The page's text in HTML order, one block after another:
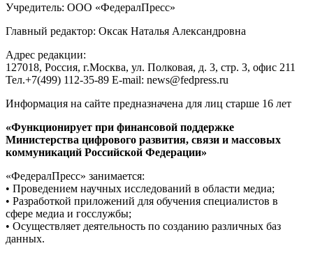
Учредитель: ООО «ФедералПресс»
Главный редактор: Оксак Наталья Александровна
Адрес редакции:
127018, Россия, г.Москва, ул. Полковая, д. 3, стр. 3, офис 211
Тел.+7(499) 112-35-89 E-mail: news@fedpress.ru
Информация на сайте предназначена для лиц старше 16 лет
«Функционирует при финансовой поддержке
Министерства цифрового развития, связи и массовых
коммуникаций Российской Федерации»
«ФедералПресс» занимается:
• Проведением научных исследований в области медиа;
• Разработкой приложений для обучения специалистов в
сфере медиа и госслужбы;
• Осуществляет деятельность по созданию различных баз
данных.